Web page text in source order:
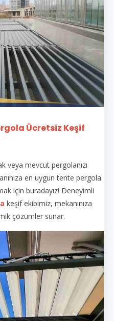
Ücretsiz Keşif
veya mevcut pergolanızı
en uygun tente pergola
için buradayız! Deneyimli
keşif ekibimiz, mekanınıza
çözümler sunar.